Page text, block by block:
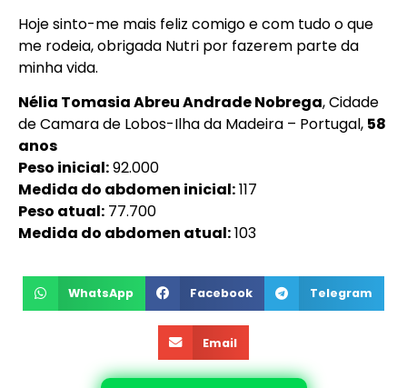
Hoje sinto-me mais feliz comigo e com tudo o que
me rodeia, obrigada Nutri por fazerem parte da
minha vida.
Nélia Tomasia Abreu Andrade Nobrega, Cidade
de Camara de Lobos-Ilha da Madeira – Portugal, 58
anos
Peso inicial:92.000
Medida do abdomen inicial:117
Peso atual: 77.700
Medida do abdomen atual:103
WhatsApp Facebook Telegram
Email